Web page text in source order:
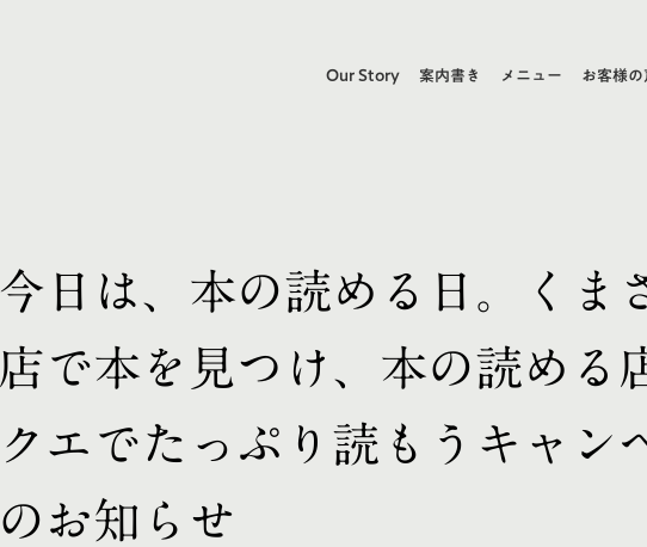
Our Story 案内書き メニュー お客様の
今日は、本の読める日。くま
店で本を見つけ、本の読める
クエでたっぷり読もうキャン
のお知らせ